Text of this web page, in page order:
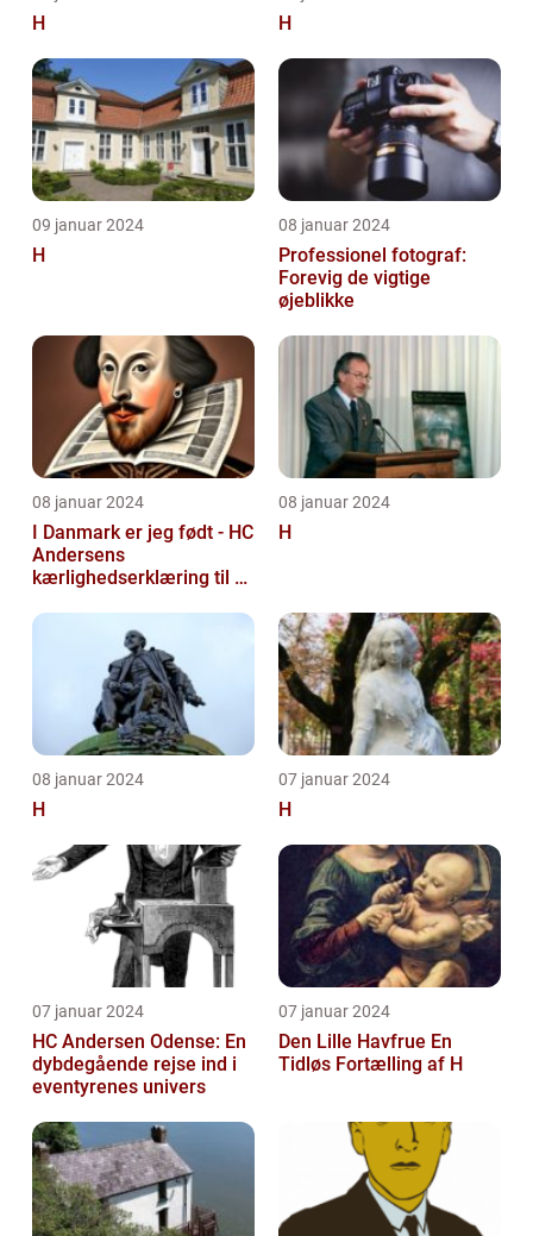
H H
09 januar 2024
H
08 januar 2024
Professionel fotograf:
Forevig de vigtige
øjeblikke
08 januar 2024
I Danmark er jeg født - HC
Andersens
kærlighedserklæring til sit
08 januar 2024
H
08 januar 2024
H
07 januar 2024
H
07 januar 2024
HC Andersen Odense: En
dybdegående rejse ind i
eventyrenes univers
07 januar 2024
Den Lille Havfrue En
Tidløs Fortælling af H